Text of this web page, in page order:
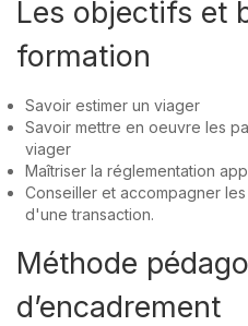
Les objectifs et
formation
Savoir estimer un viager
Savoir mettre en oeuvre les
viager
Maîtriser la réglementation
Conseiller et accompagner
d'une transaction.
Méthode
d’encadrement